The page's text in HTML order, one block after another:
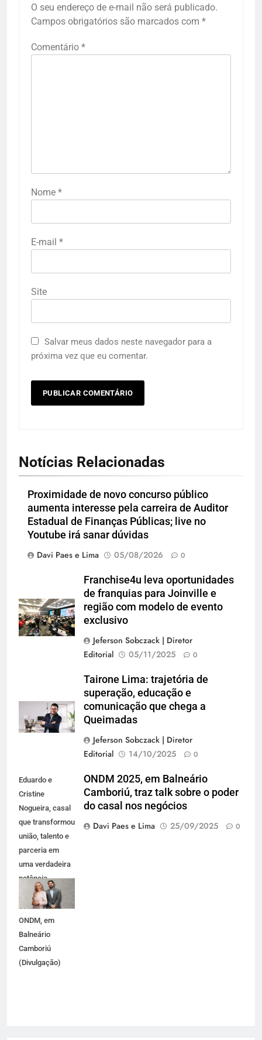
O seu endereço de e-mail não será publicado.
Campos obrigatórios são marcados com *
Comentário *
Nome *
E-mail *
Site
Salvar meus dados neste navegador para a
próxima vez que eu comentar.
Notícias Relacionadas
Proximidade de novo concurso público
aumenta interesse pela carreira de Auditor
Estadual de Finanças Públicas; live no
Youtube irá sanar dúvidas
Davi Paes e Lima
05/08/2026 0
Franchise4u leva oportunidades
de franquias para Joinville e
região com modelo de evento
exclusivo
Jeferson Sobczack | Diretor
Editorial
05/11/2025 0
Tairone Lima: trajetória de
superação, educação e
comunicação que chega a
Queimadas
Jeferson Sobczack | Diretor
Editorial
14/10/2025 0
Eduardo e
Cristine
Nogueira, casal
que transformou
união, talento e
parceria em
uma verdadeira
potência
empresarial
estarão no
ONDM, em
Balneário
Camboriú
(Divulgação)
ONDM 2025, em Balneário
Camboriú, traz talk sobre o poder
do casal nos negócios
Davi Paes e Lima
25/09/2025 0